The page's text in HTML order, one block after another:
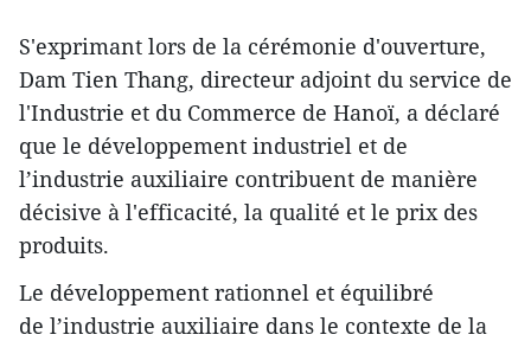
S'exprimant lors de la cérémonie d'ouverture,
Dam Tien Thang, directeur adjoint du service de
l'Industrie et du Commerce de Hanoï, a déclaré
que le développement industriel et de
l’industrie auxiliaire contribuent de manière
décisive à l'efficacité, la qualité et le prix des
produits.
Le développement rationnel et équilibré
de l’industrie auxiliaire dans le contexte de la